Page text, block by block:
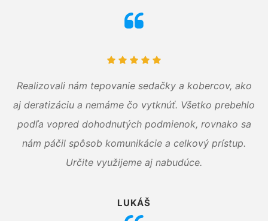
Realizovali nám tepovanie sedačky a kobercov, ako
aj deratizáciu a nemáme čo vytknúť. Všetko prebehlo
podľa vopred dohodnutých podmienok, rovnako sa
nám páčil spôsob komunikácie a celkový prístup.
Určite využijeme aj nabudúce.
LUKÁŠ